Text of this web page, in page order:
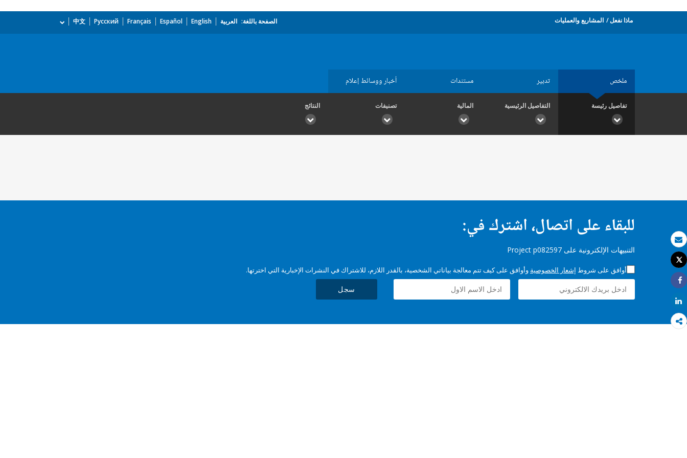
بريد الكتروني
طباعة
Tweet
Share
Share
ماذا نفعل المشاريع والعمليات الصفحة باللغة: العربية English
Español
Français
Русский
中文
ملخص تدبير مستندات أخبار ووسائط إعلام
تفاصيل رئيسة التفاصيل الرئيسية المالية تصنيفات النتائج
للبقاء على اتصال، اشترك في:
التنبيهات الإلكترونية على Project p082597
أوافق على شروط إشعار الخصوصية وأوافق على كيف تتم معالجة بياناتي الشخصية، بالقدر اللازم، للاشتراك في النشرات الإخبارية التي اخترتها.
سجل